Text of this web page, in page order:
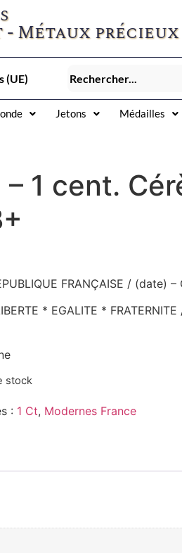
- Métaux précieux
(UE)
Jetons Médailles
1 cent.
FRANÇAISE / (date)
* EGALITE *
stock
: 1 Ct, Modernes France